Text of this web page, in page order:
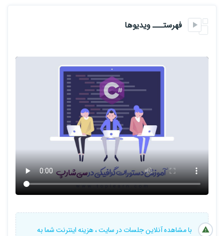
فهرستـــ ویدیوها
با مشاهده آنلاین جلسات در سایت ، هزینه اینترنت شما به